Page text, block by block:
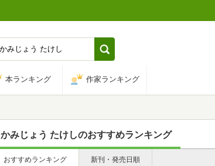
本ランキング 作家ランキング
かみじょう たけしのおすすめランキング
おすすめランキング 新刊・発売日順